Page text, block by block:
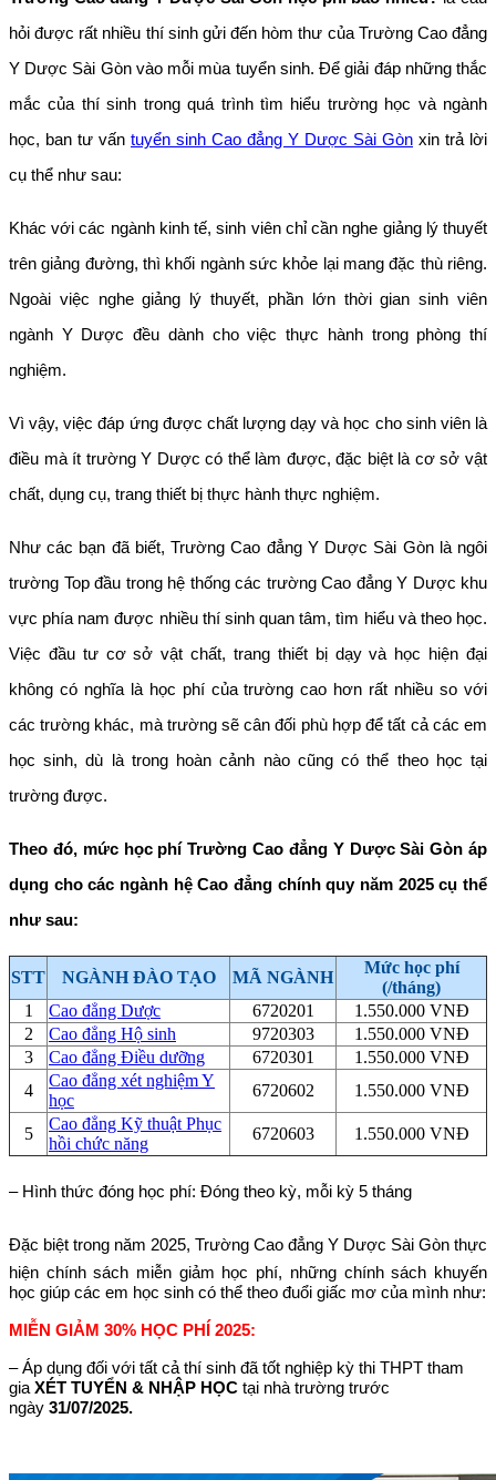
hỏi được rất nhiều thí sinh gửi đến hòm thư của Trường Cao đẳng
Y Dược Sài Gòn vào mỗi mùa tuyển sinh. Để giải đáp những thắc
mắc của thí sinh trong quá trình tìm hiểu trường học và ngành
học, ban tư vấn tuyển sinh Cao đẳng Y Dược Sài Gòn xin trả lời
cụ thể như sau:
Khác với các ngành kinh tế, sinh viên chỉ cần nghe giảng lý thuyết
trên giảng đường, thì khối ngành sức khỏe lại mang đặc thù riêng.
Ngoài việc nghe giảng lý thuyết, phần lớn thời gian sinh viên
ngành Y Dược đều dành cho việc thực hành trong phòng thí
nghiệm.
Vì vậy, việc đáp ứng được chất lượng dạy và học cho sinh viên là
điều mà ít trường Y Dược có thể làm được, đặc biệt là cơ sở vật
chất, dụng cụ, trang thiết bị thực hành thực nghiệm.
Như các bạn đã biết, Trường Cao đẳng Y Dược Sài Gòn là ngôi
trường Top đầu trong hệ thống các trường Cao đẳng Y Dược khu
vực phía nam được nhiều thí sinh quan tâm, tìm hiểu và theo học.
Việc đầu tư cơ sở vật chất, trang thiết bị dạy và học hiện đại
không có nghĩa là học phí của trường cao hơn rất nhiều so với
các trường khác, mà trường sẽ cân đối phù hợp để tất cả các em
học sinh, dù là trong hoàn cảnh nào cũng có thể theo học tại
trường được.
Theo đó, mức học phí Trường Cao đẳng Y Dược Sài Gòn áp
dụng cho các ngành hệ Cao đẳng chính quy năm 2025 cụ thể
như sau:
STT NGÀNH ĐÀO TẠO MÃ NGÀNH
Mức học phí
(/tháng)
1
Cao đẳng Dược 6720201
1.550.000 VNĐ
2
Cao đẳng Hộ sinh 9720303
1.550.000 VNĐ
3
Cao đẳng Điều dưỡng 6720301
1.550.000 VNĐ
4
Cao đẳng xét nghiệm Y
học
6720602 1.550.000 VNĐ
5
Cao đẳng Kỹ thuật Phục
hồi chức năng
6720603 1.550.000 VNĐ
– Hình thức đóng học phí: Đóng theo kỳ, mỗi kỳ 5 tháng
Đặc biệt trong năm 2025, Trường Cao đẳng Y Dược Sài Gòn thực
hiện chính sách miễn giảm học phí, những chính sách khuyến
học giúp các em học sinh có thể theo đuổi giấc mơ của mình như:
MIỄN GIẢM 30% HỌC PHÍ 2025:
– Áp dụng đối với tất cả thí sinh đã tốt nghiệp kỳ thi THPT tham
gia XÉT TUYỂN & NHẬP HỌC tại nhà trường trước
ngày 31/07/2025.